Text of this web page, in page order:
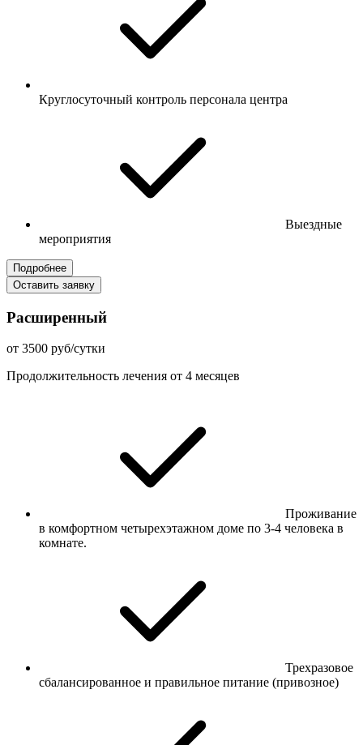
Круглосуточный контроль персонала центра
Выездные
мероприятия
Подробнее
Оставить заявку
Расширенный
от 3500 руб/сутки
Продолжительность лечения от 4 месяцев
Проживание
в комфортном четырехэтажном доме по 3-4 человека в
комнате.
Трехразовое
сбалансированное и правильное питание (привозное)